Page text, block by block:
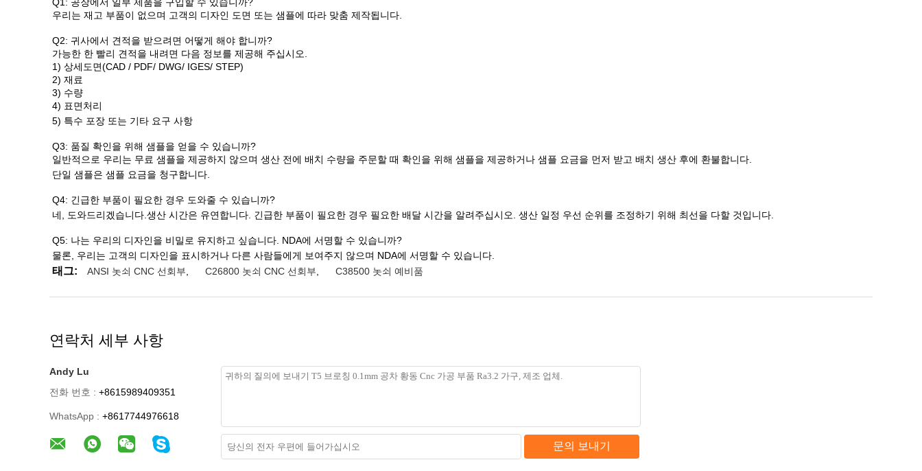
우리는 재고 부품이 없으며 고객의 디자인 도면 또는 샘플에 따라 맞춤 제작됩니다.
Q2: 귀사에서 견적을 받으려면 어떻게 해야 합니까?
가능한 한 빨리 견적을 내려면 다음 정보를 제공해 주십시오.
1) 상세도면(CAD / PDF/ DWG/ IGES/ STEP)
2) 재료
3) 수량
4) 표면처리
5) 특수 포장 또는 기타 요구 사항
Q3: 품질 확인을 위해 샘플을 얻을 수 있습니까?
일반적으로 우리는 무료 샘플을 제공하지 않으며 생산 전에 배치 수량을 주문할 때 확인을 위해 샘플을 제공하거나 샘플 요금을 먼저 받고 배치 생산 후에 환불합니다.
단일 샘플은 샘플 요금을 청구합니다.
Q4: 긴급한 부품이 필요한 경우 도와줄 수 있습니까?
네, 도와드리겠습니다.생산 시간은 유연합니다. 긴급한 부품이 필요한 경우 필요한 배달 시간을 알려주십시오. 생산 일정 우선 순위를 조정하기 위해 최선을 다할 것입니다.
Q5: 나는 우리의 디자인을 비밀로 유지하고 싶습니다. NDA에 서명할 수 있습니까?
물론, 우리는 고객의 디자인을 표시하거나 다른 사람들에게 보여주지 않으며 NDA에 서명할 수 있습니다.
태그: ANSI 놋쇠 CNC 선회부 C26800 놋쇠 CNC 선회부 C38500 놋쇠 예비품
연락처 세부 사항
Andy Lu
전화 번호 : +8615989409351
WhatsApp : +8617744976618
문의 보내기